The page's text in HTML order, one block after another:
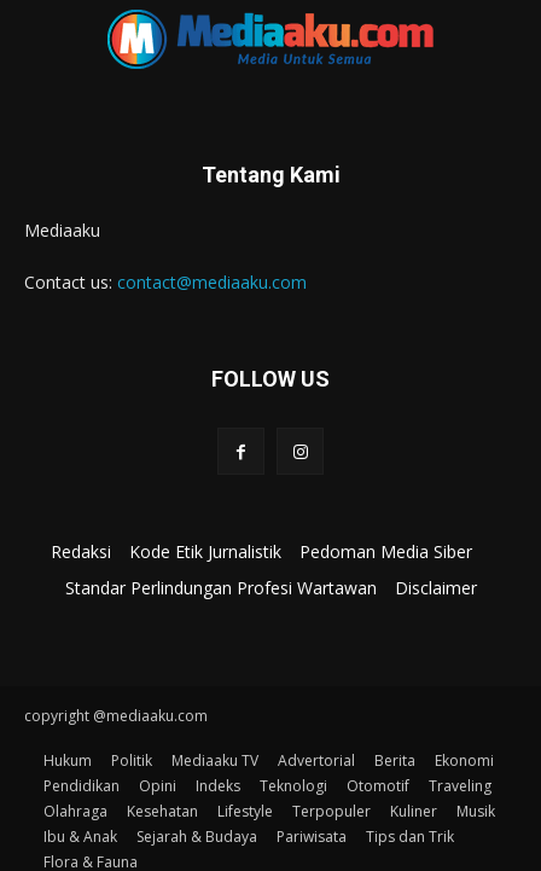
Tentang Kami
Mediaaku
Contact us: contact@mediaaku.com
FOLLOW US
Redaksi Kode Etik Jurnalistik
Pedoman Media Siber
Standar Perlindungan Profesi Wartawan
Disclaimer
copyright @mediaaku.com
Hukum Politik Mediaaku TV Advertorial Berita
Ekonomi
Pendidikan
Opini Indeks Teknologi Otomotif
Traveling
Olahraga
Kesehatan Lifestyle Terpopuler Kuliner
Musik
Ibu & Anak
Sejarah & Budaya Pariwisata
Tips dan Trik
Flora & Fauna